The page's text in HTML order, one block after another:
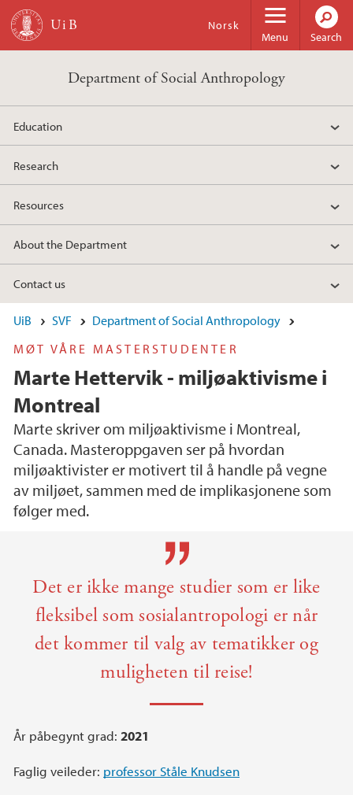
Skip to main content
Menu
Norsk
Search
Department of Social Anthropology
Education
Research
Resources
About the Department
Contact us
UiB SVF
Department of Social Anthropology
MØT VÅRE MASTERSTUDENTER
Marte Hettervik - miljøaktivisme i
Montreal
Marte skriver om miljøaktivisme i Montreal,
Canada. Masteroppgaven ser på hvordan
miljøaktivister er motivert til å handle på vegne
av miljøet, sammen med de implikasjonene som
følger med.
Det er ikke mange studier som er like
fleksibel som sosialantropologi er når
det kommer til valg av tematikker og
muligheten til reise!
År påbegynt grad: 2021
Faglig veileder: professor Ståle Knudsen